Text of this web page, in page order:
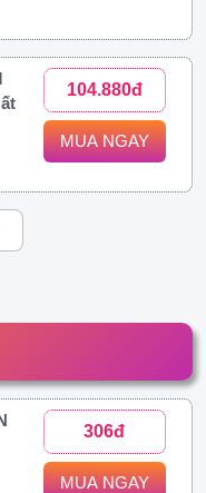
104.880đ
MUA NGAY
306đ
MUA NGAY